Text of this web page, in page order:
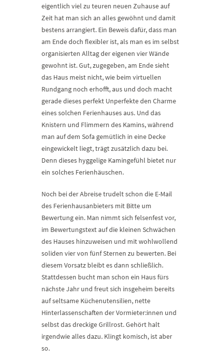
eigentlich viel zu teuren neuen Zuhause auf
Zeit hat man sich an alles gewöhnt und damit
bestens arrangiert. Ein Beweis dafür, dass man
am Ende doch flexibler ist, als man es im selbst
organisierten Alltag der eigenen vier Wände
gewohnt ist. Gut, zugegeben, am Ende sieht
das Haus meist nicht, wie beim virtuellen
Rundgang noch erhofft, aus und doch macht
gerade dieses perfekt Unperfekte den Charme
eines solchen Ferienhauses aus. Und das
Knistern und Flimmern des Kamins, während
man auf dem Sofa gemütlich in eine Decke
eingewickelt liegt, trägt zusätzlich dazu bei.
Denn dieses hyggelige Kamingefühl bietet nur
ein solches Ferienhäuschen.
Noch bei der Abreise trudelt schon die E-Mail
des Ferienhausanbieters mit Bitte um
Bewertung ein. Man nimmt sich felsenfest vor,
im Bewertungstext auf die kleinen Schwächen
des Hauses hinzuweisen und mit wohlwollend
soliden vier von fünf Sternen zu bewerten. Bei
diesem Vorsatz bleibt es dann schließlich.
Stattdessen bucht man schon ein Haus fürs
nächste Jahr und freut sich insgeheim bereits
auf seltsame Küchenutensilien, nette
Hinterlassenschaften der Vormieter:innen und
selbst das dreckige Grillrost. Gehört halt
irgendwie alles dazu. Klingt komisch, ist aber
so.